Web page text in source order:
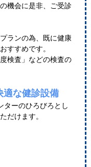
機会に是非、ご受診
ランの為、既に健康
すすめです。
検査」などの検査の
適な健診設備
ーのひろびろとし
だけます。